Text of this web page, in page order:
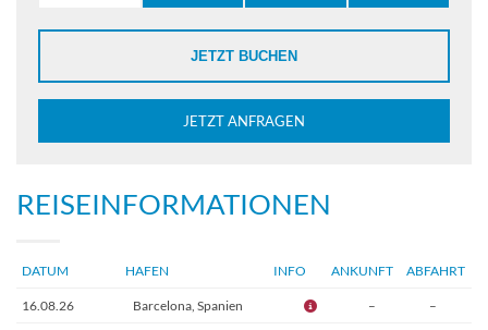
JETZT BUCHEN
JETZT ANFRAGEN
REISEINFORMATIONEN
DATUM HAFEN INFO ANKUNFT ABFAHRT
16.08.26 Barcelona, Spanien – –